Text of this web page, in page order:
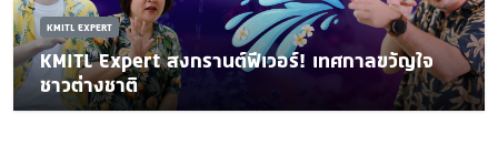
KMITL EXPERT
KMITL Expert สงกรานต์ฟีเวอร์! เทศกาลขวัญใจ
ชาวต่างชาติ